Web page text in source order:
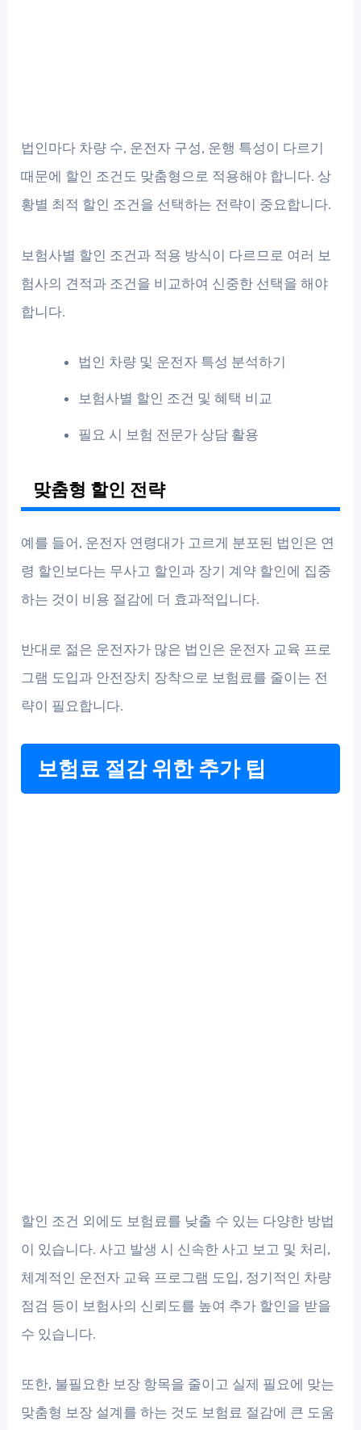
법인마다 차량 수, 운전자 구성, 운행 특성이 다르기
때문에 할인 조건도 맞춤형으로 적용해야 합니다. 상
황별 최적 할인 조건을 선택하는 전략이 중요합니다.
보험사별 할인 조건과 적용 방식이 다르므로 여러 보
험사의 견적과 조건을 비교하여 신중한 선택을 해야
합니다.
법인 차량 및 운전자 특성 분석하기
보험사별 할인 조건 및 혜택 비교
필요 시 보험 전문가 상담 활용
맞춤형 할인 전략
예를 들어, 운전자 연령대가 고르게 분포된 법인은 연
령 할인보다는 무사고 할인과 장기 계약 할인에 집중
하는 것이 비용 절감에 더 효과적입니다.
반대로 젊은 운전자가 많은 법인은 운전자 교육 프로
그램 도입과 안전장치 장착으로 보험료를 줄이는 전
략이 필요합니다.
보험료 절감 위한 추가 팁
할인 조건 외에도 보험료를 낮출 수 있는 다양한 방법
이 있습니다. 사고 발생 시 신속한 사고 보고 및 처리,
체계적인 운전자 교육 프로그램 도입, 정기적인 차량
점검 등이 보험사의 신뢰도를 높여 추가 할인을 받을
수 있습니다.
또한, 불필요한 보장 항목을 줄이고 실제 필요에 맞는
맞춤형 보장 설계를 하는 것도 보험료 절감에 큰 도움